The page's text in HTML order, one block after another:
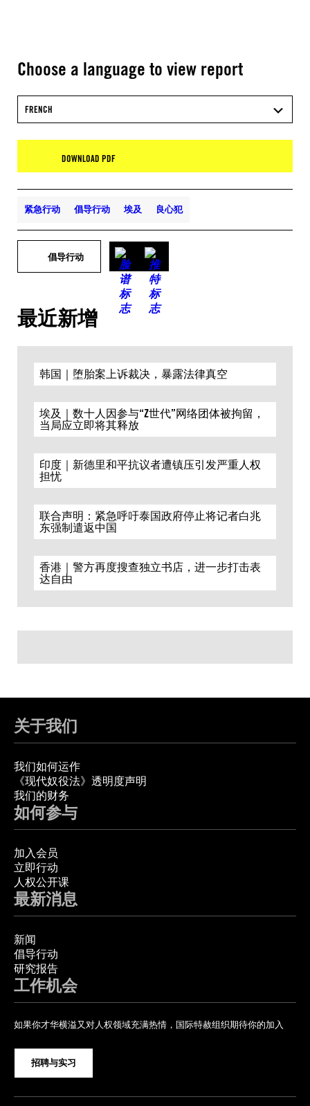
Choose a language to view report
FRENCH
DOWNLOAD PDF
紧急行动 倡导行动 埃及 良心犯
倡导行动
最近新增
韩国｜堕胎案上诉裁决，暴露法律真空
埃及｜数十人因参与“Z世代”网络团体被拘留，
当局应立即将其释放
印度｜新德里和平抗议者遭镇压引发严重人权
担忧
联合声明：紧急呼吁泰国政府停止将记者白兆
东强制遣返中国
香港｜警方再度搜查独立书店，进一步打击表
达自由
关于我们
我们如何运作
《现代奴役法》透明度声明
我们的财务
如何参与
加入会员
立即行动
人权公开课
最新消息
新闻
倡导行动
研究报告
工作机会
如果你才华横溢又对人权领域充满热情，国际特赦组织期待你的加入
招聘与实习